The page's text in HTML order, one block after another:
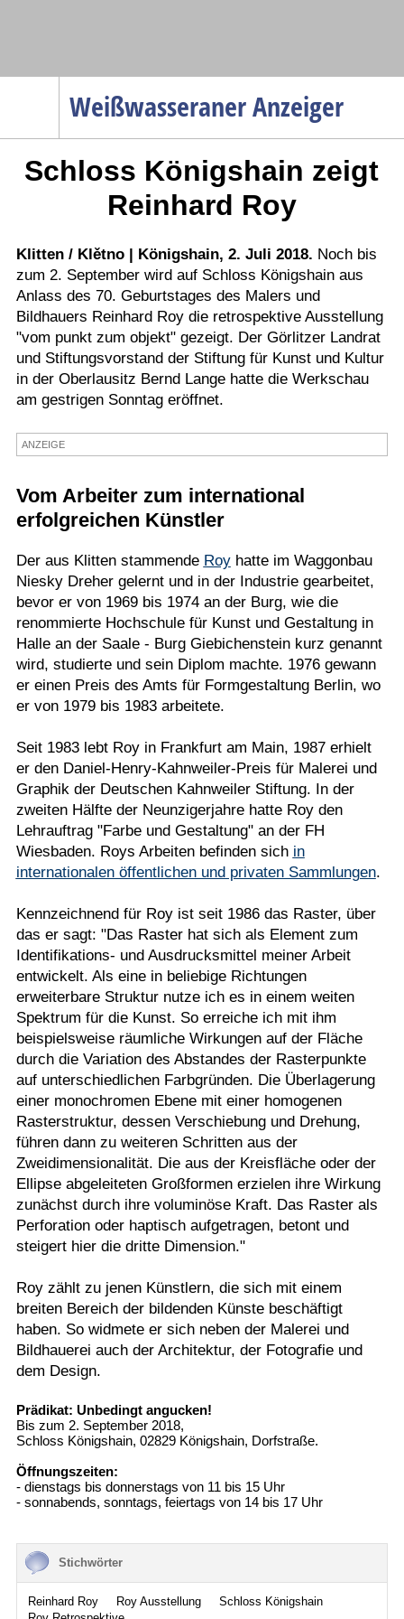
Weißwasseraner Anzeiger
Menüpunkte
Politik
Wirtschaft
Service
Verkehr
Gesundheit
Kultur
Sport
Termine
Schloss Königshain zeigt
Reinhard Roy
Klitten / Klětno | Königshain, 2. Juli 2018. Noch bis
zum 2. September wird auf Schloss Königshain aus
Anlass des 70. Geburtstages des Malers und
Bildhauers Reinhard Roy die retrospektive Ausstellung
"vom punkt zum objekt" gezeigt. Der Görlitzer Landrat
und Stiftungsvorstand der Stiftung für Kunst und Kultur
in der Oberlausitz Bernd Lange hatte die Werkschau
am gestrigen Sonntag eröffnet.
ANZEIGE
Vom Arbeiter zum international
erfolgreichen Künstler
Der aus Klitten stammende Royhatte im Waggonbau
Niesky Dreher gelernt und in der Industrie gearbeitet,
bevor er von 1969 bis 1974 an der Burg, wie die
renommierte Hochschule für Kunst und Gestaltung in
Halle an der Saale - Burg Giebichenstein kurz genannt
wird, studierte und sein Diplom machte. 1976 gewann
er einen Preis des Amts für Formgestaltung Berlin, wo
er von 1979 bis 1983 arbeitete.
Seit 1983 lebt Roy in Frankfurt am Main, 1987 erhielt
er den Daniel-Henry-Kahnweiler-Preis für Malerei und
Graphik der Deutschen Kahnweiler Stiftung. In der
zweiten Hälfte der Neunzigerjahre hatte Roy den
Lehrauftrag "Farbe und Gestaltung" an der FH
Wiesbaden. Roys Arbeiten befinden sich in
internationalen öffentlichen und privaten Sammlungen.
Kennzeichnend für Roy ist seit 1986 das Raster, über
das er sagt: "Das Raster hat sich als Element zum
Identifikations- und Ausdrucksmittel meiner Arbeit
entwickelt. Als eine in beliebige Richtungen
erweiterbare Struktur nutze ich es in einem weiten
Spektrum für die Kunst. So erreiche ich mit ihm
beispielsweise räumliche Wirkungen auf der Fläche
durch die Variation des Abstandes der Rasterpunkte
auf unterschiedlichen Farbgründen. Die Überlagerung
einer monochromen Ebene mit einer homogenen
Rasterstruktur, dessen Verschiebung und Drehung,
führen dann zu weiteren Schritten aus der
Zweidimensionalität. Die aus der Kreisfläche oder der
Ellipse abgeleiteten Großformen erzielen ihre Wirkung
zunächst durch ihre voluminöse Kraft. Das Raster als
Perforation oder haptisch aufgetragen, betont und
steigert hier die dritte Dimension."
Roy zählt zu jenen Künstlern, die sich mit einem
breiten Bereich der bildenden Künste beschäftigt
haben. So widmete er sich neben der Malerei und
Bildhauerei auch der Architektur, der Fotografie und
dem Design.
Prädikat: Unbedingt angucken!
Bis zum 2. September 2018,
Schloss Königshain, 02829 Königshain, Dorfstraße.
Öffnungszeiten:
- dienstags bis donnerstags von 11 bis 15 Uhr
- sonnabends, sonntags, feiertags von 14 bis 17 Uhr
Stichwörter
Reinhard Roy Roy Ausstellung
Schloss Königshain